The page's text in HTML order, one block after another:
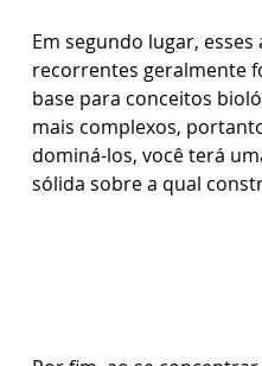
Em segundo lugar, esses
recorrentes geralmente
base para conceitos
mais complexos,
dominá-los, você terá
sólida sobre a qual